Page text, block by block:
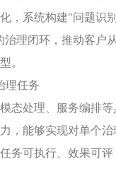
，系统构建"问题识
治理闭环，推动客户
。
理任务
态处理、服务编排等
，能够实现对单个治
务可执行、效果可评